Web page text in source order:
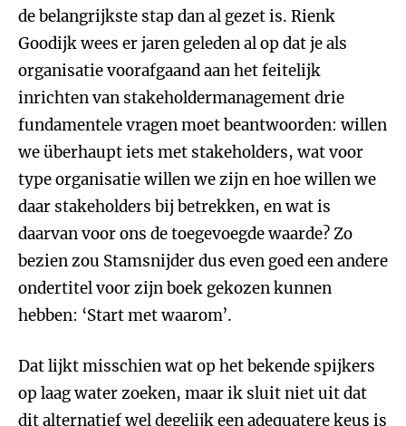
de belangrijkste stap dan al gezet is. Rienk
Goodijk wees er jaren geleden al op dat je als
organisatie voorafgaand aan het feitelijk
inrichten van stakeholdermanagement drie
fundamentele vragen moet beantwoorden: willen
we überhaupt iets met stakeholders, wat voor
type organisatie willen we zijn en hoe willen we
daar stakeholders bij betrekken, en wat is
daarvan voor ons de toegevoegde waarde? Zo
bezien zou Stamsnijder dus even goed een andere
ondertitel voor zijn boek gekozen kunnen
hebben: ‘Start met waarom’.
Dat lijkt misschien wat op het bekende spijkers
op laag water zoeken, maar ik sluit niet uit dat
dit alternatief wel degelijk een adequatere keus is